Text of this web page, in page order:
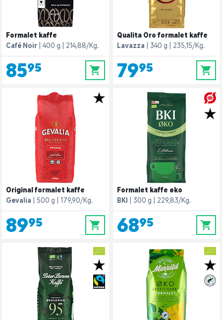
Formalet kaffe
Café Noir
400 g 214,88/Kg.
85,95 0
Qualita Oro formalet kaffe
Lavazza
340 g 235,15/Kg.
79,95 0
Original formalet kaffe
Gevalia
500 g 179,90/Kg.
89,95 0
Formalet kaffe øko
BKI
300 g 229,83/Kg.
68,95 0